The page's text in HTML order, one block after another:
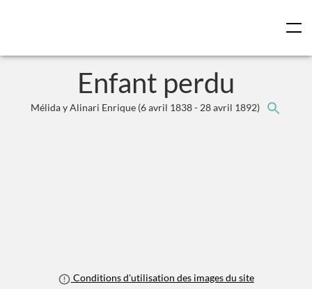
Enfant perdu
Mélida y Alinari Enrique (6 avril 1838 - 28 avril 1892)
Conditions d'utilisation des images du site